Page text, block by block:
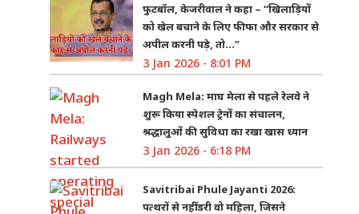
फुटबॉल, केजरीवाल ने कहा – “खिलाड़ियों
को खेल बचाने के लिए फीफा और सरकार से
अपील करनी पड़े, तो…”
3 Jan 2026 - 8:01 PM
Magh Mela: माघ मेला से पहले रेलवे ने
शुरू किया स्पेशल ट्रेनों का संचालन,
श्रद्धालुओं की सुविधा का रखा खास ध्यान
3 Jan 2026 - 6:18 PM
Savitribai Phule Jayanti 2026:
पत्थरों से नहीं डरी वो महिला, जिसने